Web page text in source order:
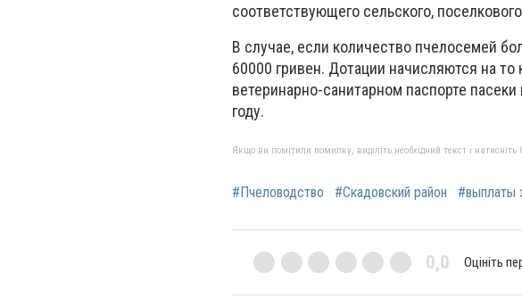
соответствующего сельского,
В случае, если количество пчелосемей
60000 гривен. Дотации начисляются на
ветеринарно-санитарном паспорте
году.
Якщо ви помітили помилку, виділіть необхідний текст і
#Пчеловодство #Скадовский район #выплаты
0,0 Оцініть